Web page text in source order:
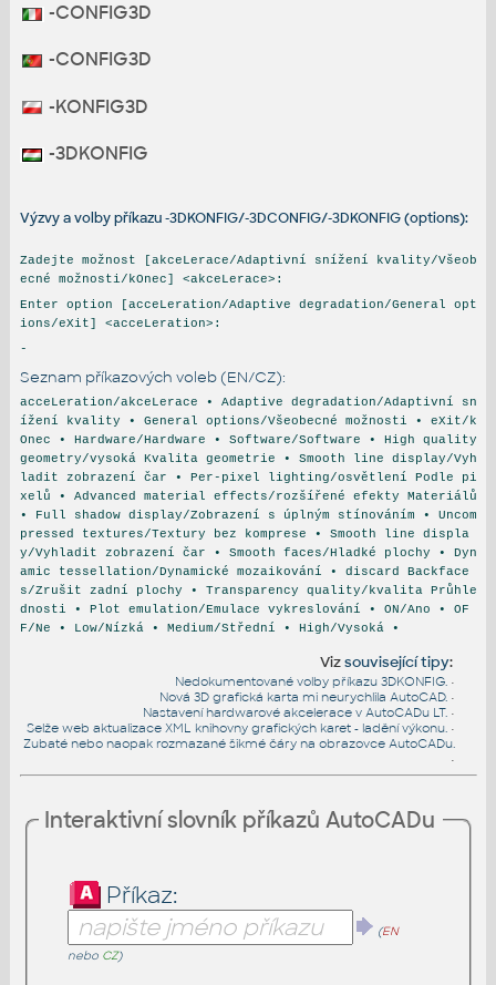
-CONFIG3D
-CONFIG3D
-KONFIG3D
-3DKONFIG
Výzvy a volby příkazu -3DKONFIG/-3DCONFIG/-3DKONFIG (options):
Zadejte možnost [akceLerace/Adaptivní snížení kvality/Všeob
ecné možnosti/kOnec] <akceLerace>:
Enter option [acceLeration/Adaptive degradation/General opt
ions/eXit] <acceLeration>:
-
Seznam příkazových voleb (EN/CZ):
acceLeration/akceLerace • Adaptive degradation/Adaptivní sn
ížení kvality • General options/Všeobecné možnosti • eXit/k
Onec • Hardware/Hardware • Software/Software • High quality
geometry/vysoká Kvalita geometrie • Smooth line display/Vyh
ladit zobrazení čar • Per-pixel lighting/osvětlení Podle pi
xelů • Advanced material effects/rozšířené efekty Materiálů
• Full shadow display/Zobrazení s úplným stínováním • Uncom
pressed textures/Textury bez komprese • Smooth line displa
y/Vyhladit zobrazení čar • Smooth faces/Hladké plochy • Dyn
amic tessellation/Dynamické mozaikování • discard Backface
s/Zrušit zadní plochy • Transparency quality/kvalita Průhle
dnosti • Plot emulation/Emulace vykreslování • ON/Ano • OF
F/Ne • Low/Nízká • Medium/Střední • High/Vysoká •
Vizsouvisející tipy:
Nedokumentované volby příkazu 3DKONFIG. •
Nová 3D grafická karta mi neurychlila AutoCAD. •
Nastavení hardwarové akcelerace v AutoCADu LT. •
Selže web aktualizace XML knihovny grafických karet - ladění výkonu. •
Zubaté nebo naopak rozmazané šikmé čáry na obrazovce AutoCADu.
•
Interaktivní slovník příkazů AutoCADu
Příkaz:
(EN
nebo CZ)